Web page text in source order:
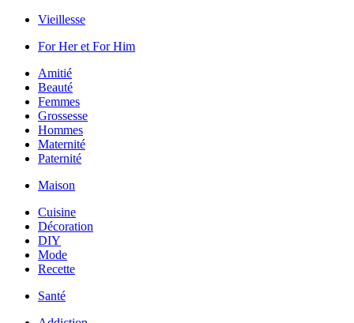
Vieillesse
For Her et For Him
Amitié
Beauté
Femmes
Grossesse
Hommes
Maternité
Paternité
Maison
Cuisine
Décoration
DIY
Mode
Recette
Santé